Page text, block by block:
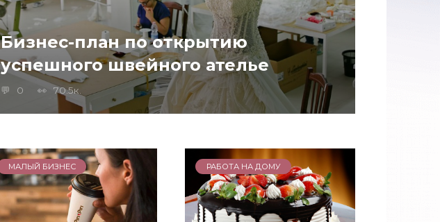
Бизнес-план по открытию
успешного швейного ателье
0 70.5к.
МАЛЫЙ БИЗНЕС РАБОТА НА ДОМУ